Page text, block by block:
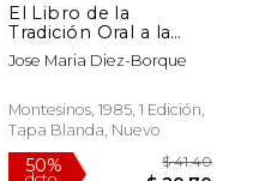
El Libro de la
Tradición Oral a la
Cultura Impresa
(Biblioteca de
Jose Maria Diez-Borque
Montesinos, 1985, 1 Edición,
Tapa Blanda, Nuevo